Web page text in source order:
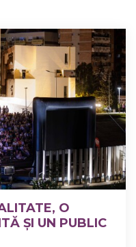
O
ȘI UN PUBLIC